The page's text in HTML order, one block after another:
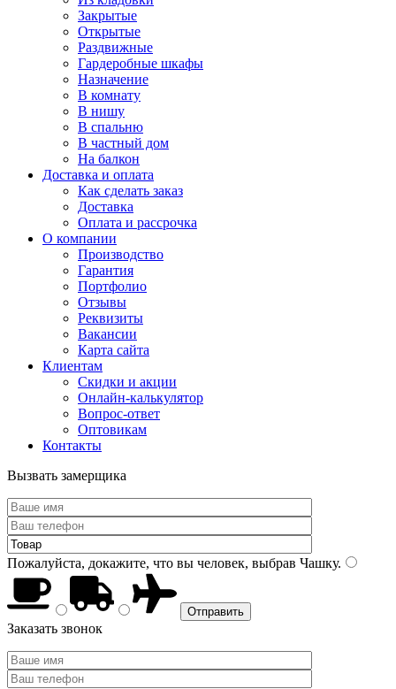
Закрытые
Открытые
Раздвижные
Гардеробные шкафы
Назначение
В комнату
В нишу
В спальню
В частный дом
На балкон
Доставка и оплата
Как сделать заказ
Доставка
Оплата и рассрочка
О компании
Производство
Гарантия
Портфолио
Отзывы
Реквизиты
Вакансии
Карта сайта
Клиентам
Скидки и акции
Онлайн-калькулятор
Вопрос-ответ
Оптовикам
Контакты
Вызвать замерщика
Пожалуйста, докажите, что вы человек, выбрав Чашку.
Заказать звонок